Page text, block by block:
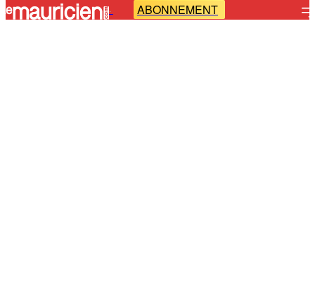
- ABONNEMENT